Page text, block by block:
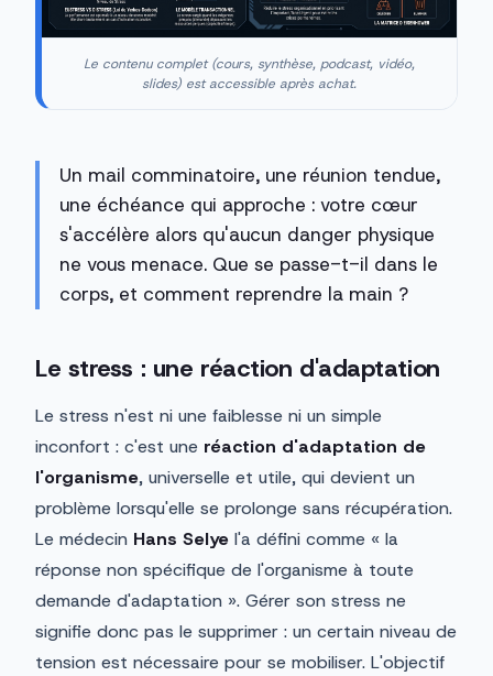
Le contenu complet (cours, synthèse, podcast, vidéo,
slides) est accessible après achat.
Un mail comminatoire, une réunion tendue,
une échéance qui approche : votre cœur
s'accélère alors qu'aucun danger physique
ne vous menace. Que se passe-t-il dans le
corps, et comment reprendre la main ?
Le stress : une réaction d'adaptation
Le stress n'est ni une faiblesse ni un simple
inconfort : c'est une réaction d'adaptation de
l'organisme, universelle et utile, qui devient un
problème lorsqu'elle se prolonge sans récupération.
Le médecin Hans Selye l'a défini comme « la
réponse non spécifique de l'organisme à toute
demande d'adaptation ». Gérer son stress ne
signifie donc pas le supprimer : un certain niveau de
tension est nécessaire pour se mobiliser. L'objectif